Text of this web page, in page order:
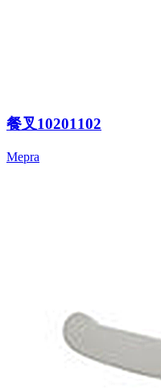
餐叉10201102
Mepra